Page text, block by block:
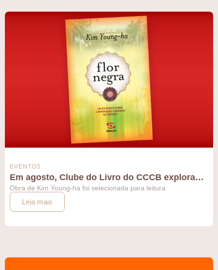
EVENTOS
Em agosto, Clube do Livro do CCCB explora…
Obra de Kim Young-ha foi selecionada para leitura
Leia mais